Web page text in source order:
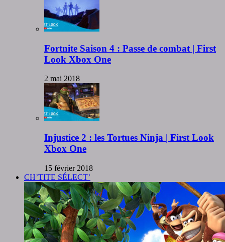
Fortnite Saison 4 : Passe de combat | First
Look Xbox One
2 mai 2018
Injustice 2 : les Tortues Ninja | First Look
Xbox One
15 février 2018
CH’TITE SÉLECT’